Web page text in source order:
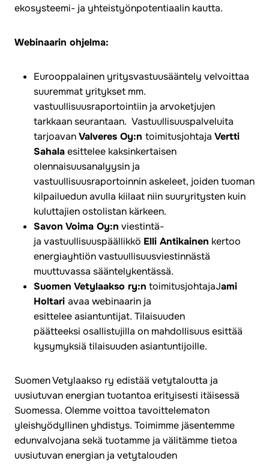
ekosysteemi- ja yhteistyönpotentiaalin kautta.
Webinaarin ohjelma:
Eurooppalainen yritysvastuusääntely velvoittaa
suuremmat yritykset mm.
vastuullisuusraportointiin ja arvoketjujen
tarkkaan seurantaan. Vastuullisuuspalveluita
tarjoavanValveres Oy:n toimitusjohtaja Vertti
Sahalaesittelee kaksinkertaisen
olennaisuusanalyysin ja
vastuullisuusraportoinnin askeleet, joiden tuoman
kilpailuedun avulla kiilaat niin suuryritysten kuin
kuluttajien ostolistan kärkeen.
Savon Voima Oy:n viestintä-
ja vastuullisuuspäällikkö Elli Antikainen kertoo
energiayhtiön vastuullisuusviestinnästä
muuttuvassa sääntelykentässä.
Suomen Vetylaakso ry:n toimitusjohtajaJami
Holtari avaa webinaarin ja
esittelee asiantuntijat. Tilaisuuden
päätteeksi osallistujilla on mahdollisuus esittää
kysymyksiä tilaisuuden asiantuntijoille.
Suomen Vetylaakso ry edistää vetytaloutta ja
uusiutuvan energian tuotantoa erityisesti itäisessä
Suomessa. Olemme voittoa tavoittelematon
yleishyödyllinen yhdistys. Toimimme jäsentemme
edunvalvojana sekä tuotamme ja välitämme tietoa
uusiutuvan energian ja vetytalouden